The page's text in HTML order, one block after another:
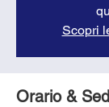
Scopri
Orario &